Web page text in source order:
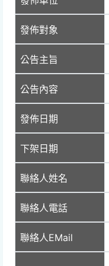
發佈對象
公告主旨
公告內容
發佈日期
下架日期
聯絡人姓名
聯絡人電話
聯絡人EMail